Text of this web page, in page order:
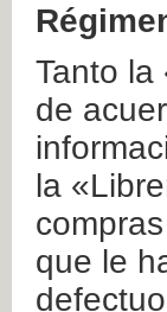
Tanto la
de
la
que le